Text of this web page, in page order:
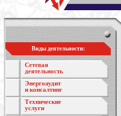
Виды деятельности:
Сетевая
деятельность
Энергоаудит
и консалтинг
Технические
услуги